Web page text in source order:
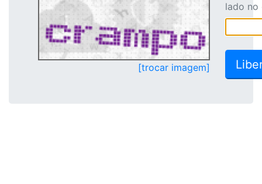
[trocar imagem]
lado no